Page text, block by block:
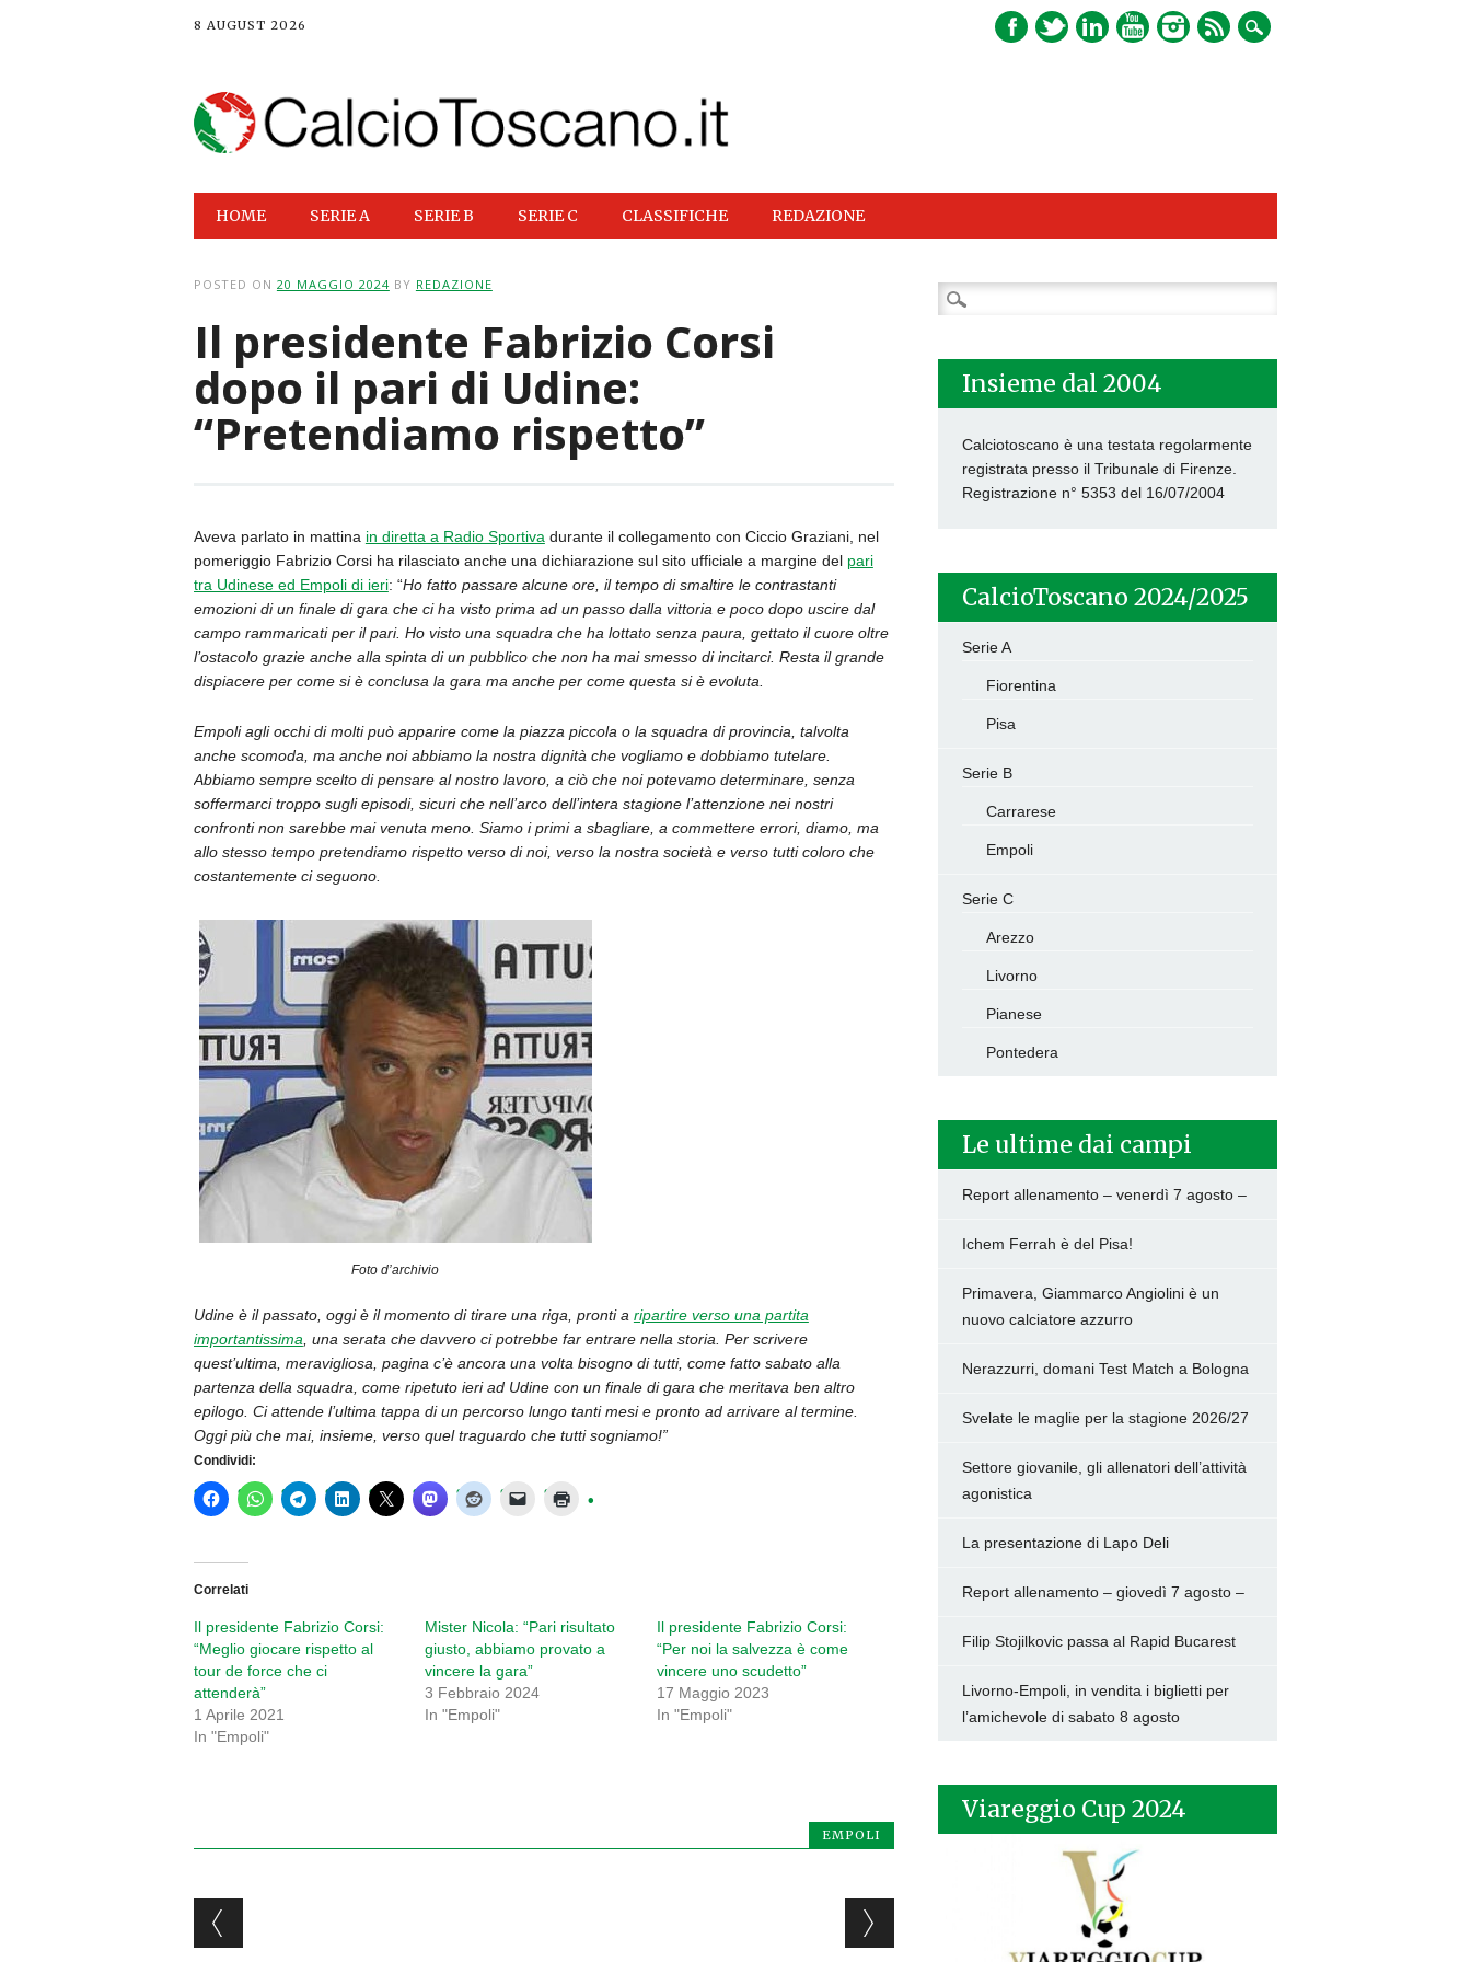
8 AUGUST 2026
Main menu
HOME SERIE A SERIE B SERIE C CLASSIFICHE REDAZIONE
POSTED ON 20 MAGGIO 2024 BY REDAZIONE
Il presidente Fabrizio Corsi
dopo il pari di Udine:
“Pretendiamo rispetto”
Aveva parlato in mattina in diretta a Radio Sportivadurante il collegamento con Ciccio Graziani, nel
pomeriggio Fabrizio Corsi ha rilasciato anche una dichiarazione sul sito ufficiale a margine del pari
tra Udinese ed Empoli di ieri: “Ho fatto passare alcune ore, il tempo di smaltire le contrastanti
emozioni di un finale di gara che ci ha visto prima ad un passo dalla vittoria e poco dopo uscire dal
campo rammaricati per il pari. Ho visto una squadra che ha lottato senza paura, gettato il cuore oltre
l’ostacolo grazie anche alla spinta di un pubblico che non ha mai smesso di incitarci. Resta il grande
dispiacere per come si è conclusa la gara ma anche per come questa si è evoluta.
Empoli agli occhi di molti può apparire come la piazza piccola o la squadra di provincia, talvolta
anche scomoda, ma anche noi abbiamo la nostra dignità che vogliamo e dobbiamo tutelare.
Abbiamo sempre scelto di pensare al nostro lavoro, a ciò che noi potevamo determinare, senza
soffermarci troppo sugli episodi, sicuri che nell’arco dell’intera stagione l’attenzione nei nostri
confronti non sarebbe mai venuta meno. Siamo i primi a sbagliare, a commettere errori, diamo, ma
allo stesso tempo pretendiamo rispetto verso di noi, verso la nostra società e verso tutti coloro che
costantemente ci seguono.
Foto d’archivio
Udine è il passato, oggi è il momento di tirare una riga, pronti a ripartire verso una partita
importantissima, una serata che davvero ci potrebbe far entrare nella storia. Per scrivere
quest’ultima, meravigliosa, pagina c’è ancora una volta bisogno di tutti, come fatto sabato alla
partenza della squadra, come ripetuto ieri ad Udine con un finale di gara che meritava ben altro
epilogo. Ci attende l’ultima tappa di un percorso lungo tanti mesi e pronto ad arrivare al termine.
Oggi più che mai, insieme, verso quel traguardo che tutti sogniamo!”
Condividi:
Correlati
Il presidente Fabrizio Corsi:
“Meglio giocare rispetto al
tour de force che ci
attenderà”
1 Aprile 2021
In "Empoli"
Mister Nicola: “Pari risultato
giusto, abbiamo provato a
vincere la gara”
3 Febbraio 2024
In "Empoli"
Il presidente Fabrizio Corsi:
“Per noi la salvezza è come
vincere uno scudetto”
17 Maggio 2023
In "Empoli"
EMPOLI
Post navigation
Ricerca
per:
Insieme dal 2004
Calciotoscano è una testata regolarmente
registrata presso il Tribunale di Firenze.
Registrazione n° 5353 del 16/07/2004
CalcioToscano 2024/2025
Serie A
Fiorentina
Pisa
Serie B
Carrarese
Empoli
Serie C
Arezzo
Livorno
Pianese
Pontedera
Le ultime dai campi
Report allenamento – venerdì 7 agosto –
Ichem Ferrah è del Pisa!
Primavera, Giammarco Angiolini è un
nuovo calciatore azzurro
Nerazzurri, domani Test Match a Bologna
Svelate le maglie per la stagione 2026/27
Settore giovanile, gli allenatori dell’attività
agonistica
La presentazione di Lapo Deli
Report allenamento – giovedì 7 agosto –
Filip Stojilkovic passa al Rapid Bucarest
Livorno-Empoli, in vendita i biglietti per
l’amichevole di sabato 8 agosto
Viareggio Cup 2024